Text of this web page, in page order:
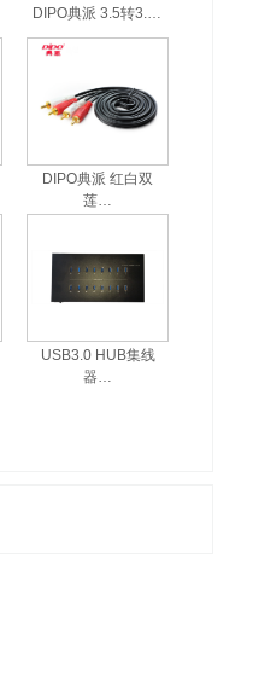
DIPO典派 3.5转3.…
DIPO典派 红白双
莲…
USB3.0 HUB集线
器…